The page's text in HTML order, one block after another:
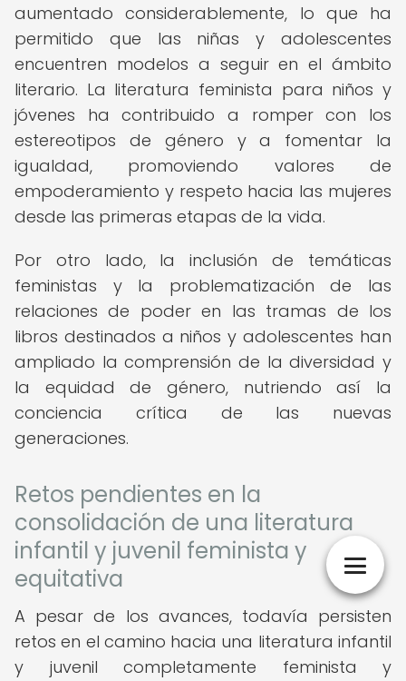
aumentado considerablemente, lo que ha
permitido que las niñas y adolescentes
encuentren modelos a seguir en el ámbito
literario. La literatura feminista para niños y
jóvenes ha contribuido a romper con los
estereotipos de género y a fomentar la
igualdad, promoviendo valores de
empoderamiento y respeto hacia las mujeres
desde las primeras etapas de la vida.
Por otro lado, la inclusión de temáticas
feministas y la problematización de las
relaciones de poder en las tramas de los
libros destinados a niños y adolescentes han
ampliado la comprensión de la diversidad y
la equidad de género, nutriendo así la
conciencia crítica de las nuevas
generaciones.
Retos pendientes en la
consolidación de una literatura
infantil y juvenil feminista y
equitativa
A pesar de los avances, todavía persisten
retos en el camino hacia una literatura infantil
y juvenil completamente feminista y